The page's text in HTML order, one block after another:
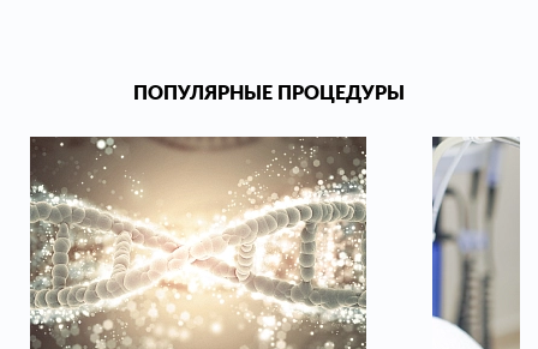
ПОПУЛЯРНЫЕ ПРОЦЕДУРЫ